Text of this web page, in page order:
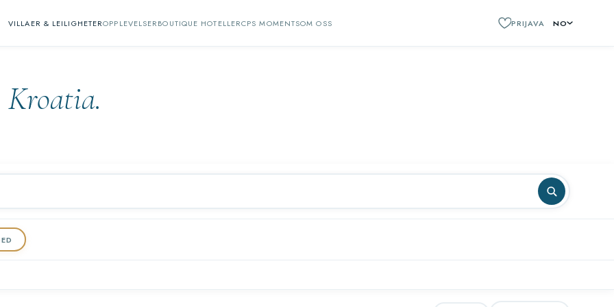
VILLAER & LEILIGHETEROPPLEVELSERBOUTIQUE HOTELLERCPS MOMENTSOM OSS PRIJAVA NO